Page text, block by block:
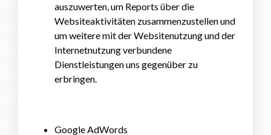
auszuwerten, um Reports über die
Websiteaktivitäten zusammenzustellen und
um weitere mit der Websitenutzung und der
Internetnutzung verbundene
Dienstleistungen uns gegenüber zu
erbringen.
Google AdWords